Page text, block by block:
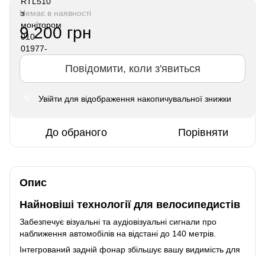
Немає в наявності
9 200 грн
Повідомити, коли з'явиться
Увійти для відображення накопичувальної знижки
До обраного Порівняти
Опис
Найновіші технології для велосипедистів
Забезпечує візуальні та аудіовізуальні сигнали про
наближення автомобілів на відстані до 140 метрів.
Інтегрований задній фонар збільшує вашу видимість для